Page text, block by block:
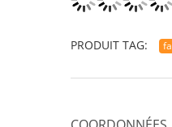
PRODUIT TAG: